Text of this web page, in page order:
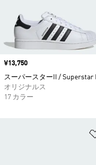
価格
¥13,750
スーパースターII / Superstar II
オリジナルス
17 カラー